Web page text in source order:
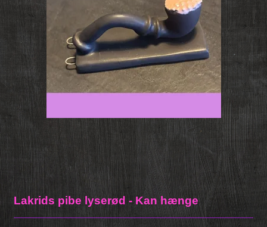
Lakrids pibe lyserød - Kan hænge